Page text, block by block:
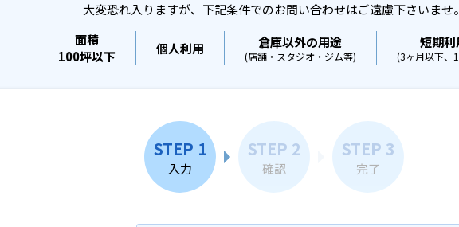
大変恐れ入りますが、下記条件でのお問い合わせはご遠慮下さいませ。
面積
100坪以下
個人利用 倉庫以外の用途
(店舗・スタジオ・ジム等)
短期利
(3ヶ月以下、
STEP 1
入力
STEP 2
確認
STEP 3
完了